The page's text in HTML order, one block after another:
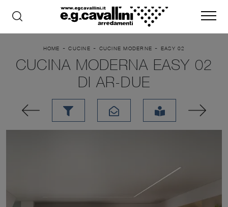
HOME -CUCINE - CUCINE MODERNE - EASY 02
CUCINA MODERNA EASY 02
DI AR-DUE